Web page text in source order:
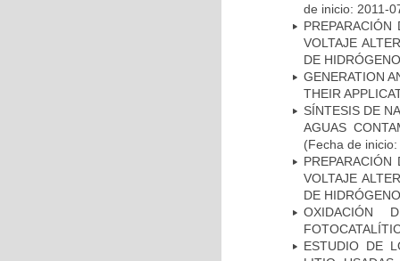
de inicio: 2011-
VOLTAJE
DE HIDRÓGENO
GENERATION
THEIR
SÍNTESIS DE
AGUAS
(Fecha de
VOLTAJE
DE HIDRÓGENO
OXIDACIÓN
ESTUDIO DE